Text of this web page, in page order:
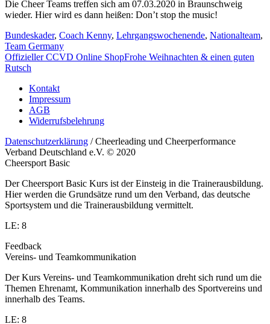
Die Cheer Teams treffen sich am 07.03.2020 in Braunschweig
wieder. Hier wird es dann heißen: Don’t stop the music!
Bundeskader, Coach Kenny, Lehrgangswochenende, Nationalteam,
Team Germany
Offizieller CCVD Online ShopFrohe Weihnachten & einen guten
Rutsch
Kontakt
Impressum
AGB
Widerrufsbelehrung
Datenschutzerklärung / Cheerleading und Cheerperformance
Verband Deutschland e.V. © 2020
Cheersport Basic
Der Cheersport Basic Kurs ist der Einsteig in die Trainerausbildung.
Hier werden die Grundsätze rund um den Verband, das deutsche
Sportsystem und die Trainerausbildung vermittelt.
LE: 8
Feedback
Vereins- und Teamkommunikation
Der Kurs Vereins- und Teamkommunikation dreht sich rund um die
Themen Ehrenamt, Kommunikation innerhalb des Sportvereins und
innerhalb des Teams.
LE: 8